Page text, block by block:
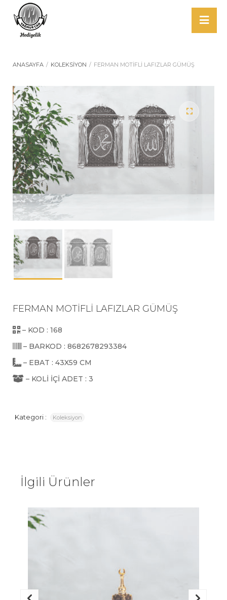
ANASAYFA / KOLEKSIYON / FERMAN MOTİFLİ LAFIZLAR GÜMÜŞ
FERMAN MOTİFLİ LAFIZLAR GÜMÜŞ
– KOD : 168
– BARKOD : 8682678293384
– EBAT : 43X59 CM
– KOLİ İÇİ ADET : 3
Kategori : Koleksiyon
İlgili Ürünler